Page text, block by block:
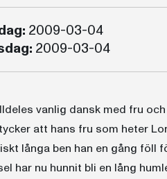
2009-03-04
2009-03-04
vanlig dansk med fru
att hans fru som heter
långa ben han en gång föll
har nu hunnit bli en lång